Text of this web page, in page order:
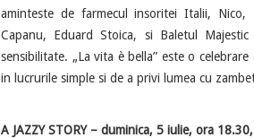
aminteste de farmecul insoritei Italii, Nico,
Capanu, Eduard Stoica, si Baletul
sensibilitate. „La vita è bella” este o
in lucrurile simple si de a privi lumea cu
A JAZZY STORY – duminica, 5 iulie, ora